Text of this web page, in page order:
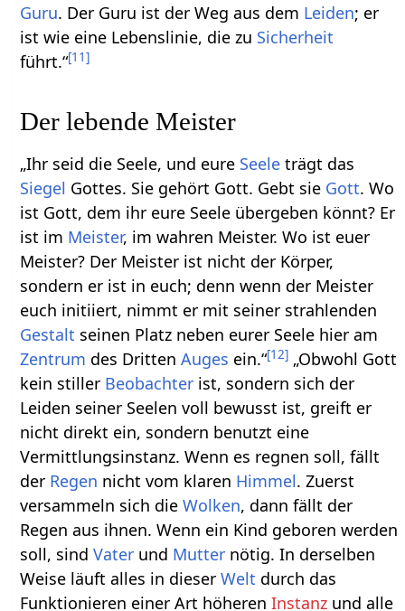
Guru. Der Guru ist der Weg aus dem Leiden; er
ist wie eine Lebenslinie, die zu Sicherheit
führt.“[11]
Der lebende Meister
„Ihr seid die Seele, und eure Seele trägt das
Siegel Gottes. Sie gehört Gott. Gebt sie Gott. Wo
ist Gott, dem ihr eure Seele übergeben könnt? Er
ist im Meister, im wahren Meister. Wo ist euer
Meister? Der Meister ist nicht der Körper,
sondern er ist in euch; denn wenn der Meister
euch initiiert, nimmt er mit seiner strahlenden
Gestalt seinen Platz neben eurer Seele hier am
Zentrum des DrittenAuges ein.“[12] „Obwohl Gott
kein stiller Beobachter ist, sondern sich der
Leiden seiner Seelen voll bewusst ist, greift er
nicht direkt ein, sondern benutzt eine
Vermittlungsinstanz. Wenn es regnen soll, fällt
der Regen nicht vom klaren Himmel. Zuerst
versammeln sich dieWolken, dann fällt der
Regen aus ihnen. Wenn ein Kind geboren werden
soll, sindVater und Mutter nötig. In derselben
Weise läuft alles in dieserWelt durch das
Funktionieren einer Art höherenInstanz und alle